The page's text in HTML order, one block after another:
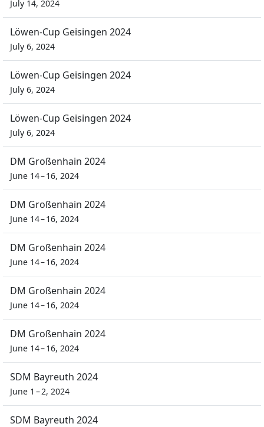
July 14, 2024
Löwen-Cup Geisingen 2024
July 6, 2024
Löwen-Cup Geisingen 2024
July 6, 2024
Löwen-Cup Geisingen 2024
July 6, 2024
DM Großenhain 2024
June 14 – 16, 2024
DM Großenhain 2024
June 14 – 16, 2024
DM Großenhain 2024
June 14 – 16, 2024
DM Großenhain 2024
June 14 – 16, 2024
DM Großenhain 2024
June 14 – 16, 2024
SDM Bayreuth 2024
June 1 – 2, 2024
SDM Bayreuth 2024